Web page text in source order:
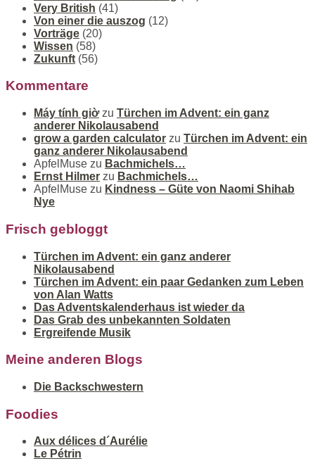
Very British (41)
Von einer die auszog (12)
Vorträge (20)
Wissen (58)
Zukunft (56)
Kommentare
Máy tính giờzu Türchen im Advent: ein ganz
anderer Nikolausabend
grow a garden calculator zu Türchen im Advent: ein
ganz anderer Nikolausabend
ApfelMuse zu Bachmichels…
Ernst Hilmer zu Bachmichels…
ApfelMuse zu Kindness – Güte von Naomi Shihab
Nye
Frisch gebloggt
Türchen im Advent: ein ganz anderer
Nikolausabend
Türchen im Advent: ein paar Gedanken zum Leben
von Alan Watts
Das Adventskalenderhaus ist wieder da
Das Grab des unbekannten Soldaten
Ergreifende Musik
Meine anderen Blogs
Die Backschwestern
Foodies
Aux délices d´Aurélie
Le Pétrin